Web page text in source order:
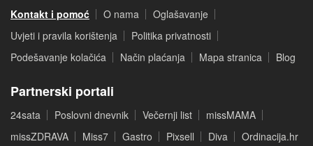
Kontakt i pomoć O nama
Oglašavanje
Uvjeti i pravila korištenja
Politika privatnosti
Podešavanje kolačića
Način plaćanja Mapa stranica Blog
Partnerski portali
24sata Poslovni dnevnik Večernji list
missMAMA
missZDRAVA
Miss7 Gastro Pixsell Diva Ordinacija.hr